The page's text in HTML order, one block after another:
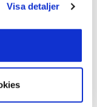
Visa detaljer
Kom